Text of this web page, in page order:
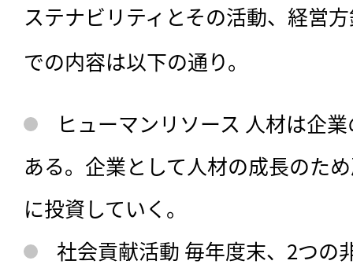
ステナビリティとその活動、経営
での内容は以下の通り。
ヒューマンリソース 人材は企
ある。企業として人材の成長のた
に投資していく。
社会貢献活動 毎年度末、2つの